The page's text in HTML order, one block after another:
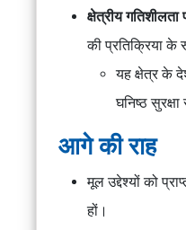
क्षेत्रीय गतिशीलता
की प्रतिक्रिया के
यह क्षेत्र के
घनिष्ठ
आगे की राह
मूल उद्देश्यों को
हों।